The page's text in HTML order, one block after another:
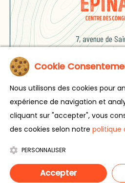
7, avenue de
88000
Légal
Mentions
Cookie
Nous utilisons des cookies pour
expérience de navigation et
cliquant sur "accepter", vous
des cookies selon notre politique
PERSONNALISER
Accepter